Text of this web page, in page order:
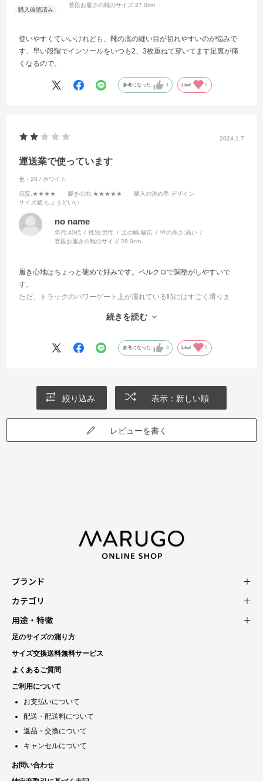
普段お履きの靴のサイズ:27.0cm
使いやすくていいけれども、靴の底の縫い目が切れやすいのが悩みで
す、早い段階でインソールをいつも2、3枚重ねて穿いてます足裏が痛
くなるので。
参考になった 1 Like! 0
2024.1.7
運送業で使っています
色：28 / ホワイト
品質:★★★★ 履き心地:★★★★★ 購入の決め手:デザイン
サイズ感:ちょうどいい
no name
年代:40代 性別:男性 足の幅:幅広 甲の高さ:高い
普段お履きの靴のサイズ:28.0cm
履き心地はちょっと硬めで好みです。ベルクロで調整がしやすいで
す。
ただ、トラックのパワーゲート上が濡れている時にはすごく滑りま
で安全に使っていきます。
続きを読む
参考になった 0 Like! 0
絞り込み 表示：新しい順
レビューを書く
ブランド
カテゴリ
用途・特徴
足のサイズの測り方
サイズ交換送料無料サービス
よくあるご質問
ご利用について
お支払いについて
配送・配送料について
返品・交換について
キャンセルについて
お問い合わせ